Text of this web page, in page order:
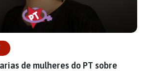
de mulheres do PT sobre